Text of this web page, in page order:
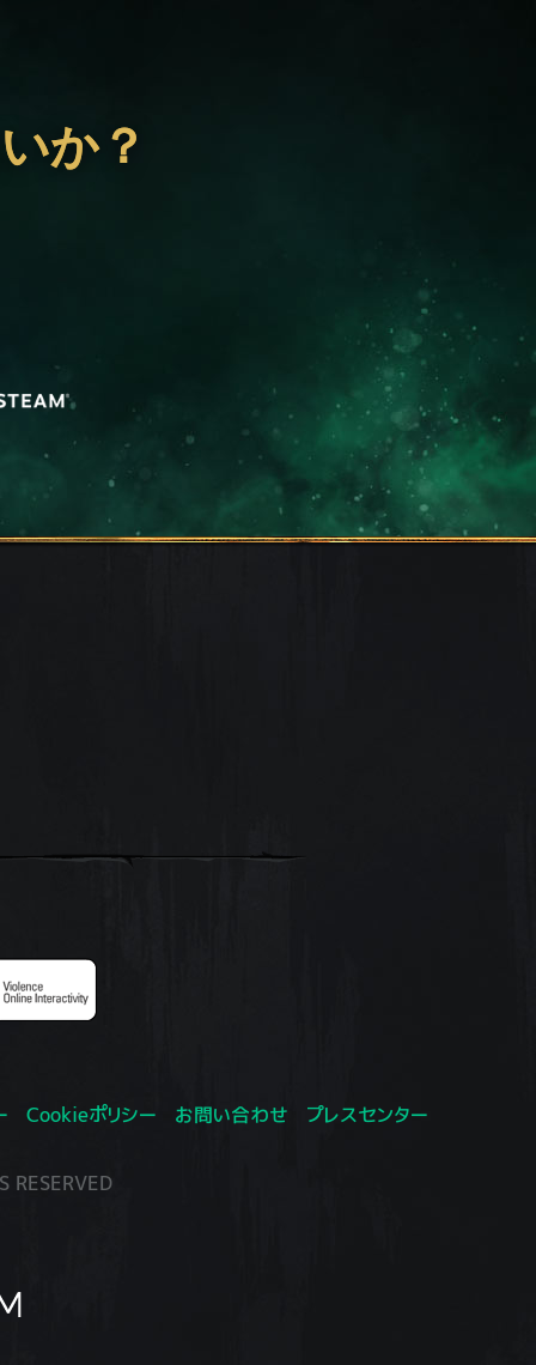
か？
Cookieポリシー お問い合わせ プレスセンター
RESERVED